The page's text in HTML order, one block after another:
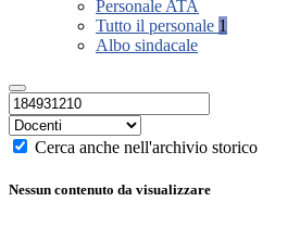
Personale ATA
Tutto il personale 1
Albo sindacale
Cerca anche nell'archivio storico
Nessun contenuto da visualizzare